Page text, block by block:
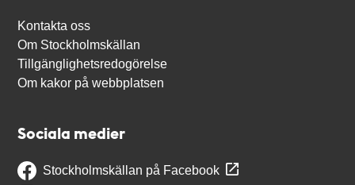
Kontakta oss
Om Stockholmskällan
Tillgänglighetsredogörelse
Om kakor på webbplatsen
Sociala medier
Stockholmskällan på Facebook